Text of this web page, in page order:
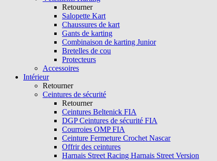
Retourner
Salopette Kart
Chaussures de kart
Gants de karting
Combinaison de karting Junior
Bretelles de cou
Protecteurs
Accessoires
Intérieur
Retourner
Ceintures de sécurité
Retourner
Ceintures Beltenick FIA
DGP Ceintures de sécurité FIA
Courroies OMP FIA
Ceinture Fermeture Crochet Nascar
Offrir des ceintures
Harnais Street Racing Harnais Street Version